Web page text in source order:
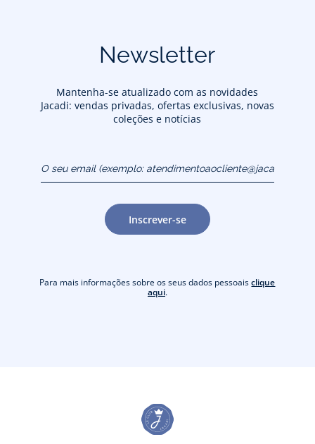
Newsletter
Mantenha-se atualizado com as novidades
Jacadi: vendas privadas, ofertas exclusivas, novas
coleções e notícias
atendimentoaocliente@jacadi.pt)
Inscrever-se
Para mais informações sobre os seus dados pessoaisclique
aqui.